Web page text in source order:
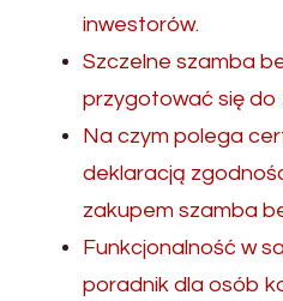
inwestorów.
Szczelne szamba
przygotować się do
Na czym polega
deklaracją
zakupem szamba
Funkcjonalność w
poradnik dla osób